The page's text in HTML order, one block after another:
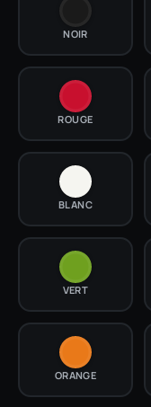
NOIR
ROUGE
BLANC
VERT
ORANGE